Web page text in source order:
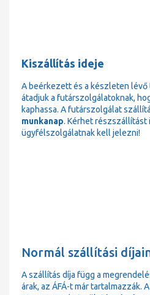
Kiszállítás ideje
A beérkezett és a készleten lévő
átadjuk a futárszolgálatoknak,
kaphassa. A futárszolgálat
munkanap. Kérhet részszállítást
ügyfélszolgálatnak kell jelezni!
Normál szállítási
A szállítás díja függ a
árak, az ÁFÁ-t már tartalmazzák.